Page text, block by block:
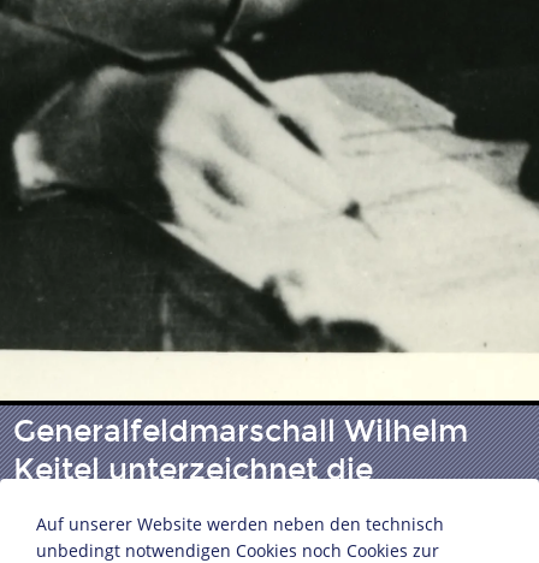
Generalfeldmarschall Wilhelm
Keitel unterzeichnet die
Kapitulationsurkunde
Auf unserer Website werden neben den technisch
unbedingt notwendigen Cookies noch Cookies zur